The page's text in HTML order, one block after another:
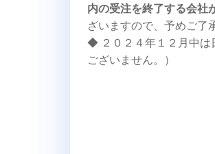
内の受注を終了する会社
ざいますので、予めご了
◆ ２０２４年１２月中は
ございません。）